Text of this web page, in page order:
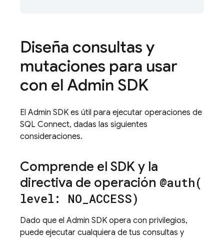
Diseña consultas y
mutaciones para usar
con el Admin SDK
El Admin SDK es útil para ejecutar operaciones de
SQL Connect, dadas las siguientes
consideraciones.
Comprende el SDK y la
directiva de operación @auth(
level: NO ACCESS)
Dado que el Admin SDK opera con privilegios,
puede ejecutar cualquiera de tus consultas y